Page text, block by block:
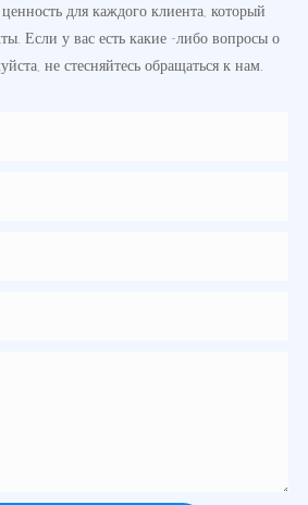
для каждого клиента, который
Если у вас есть какие -либо вопросы о
не стесняйтесь обращаться к нам.